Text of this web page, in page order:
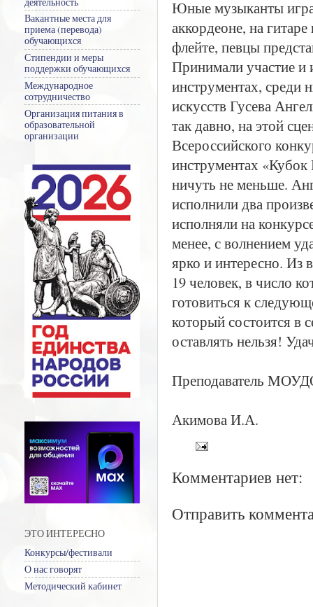
Юные музыканты
аккордеоне, на
флейте, певцы
Принимали участие и
инструментах, среди
искусств Гусева
так давно, на этой
Всероссийского
инструментах «Кубок
ничуть не меньше.
исполнили два
исполняли на
менее, с волнением
ярко и интересно. Из
19 человек, в число
готовиться к
который состоится в
оставлять нельзя!
Преподаватель
Акимова И.А.
Комментариев нет:
Отправить
Вакантные места для
приема (перевода)
обучающихся
Стипендии и меры
поддержки обучающихся
Международное
сотрудничество
Организация питания в
образовательной
организации
ЭТО ИНТЕРЕСНО
Конкурсы/фестивали
О нас говорят
Методический кабинет